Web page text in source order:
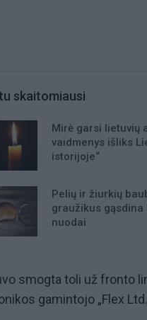
skaitomiausi
Mirė garsi lietuvių
vaidmenys išliks
istorijoje“
Pelių ir žiurkių
graužikus gąsdina
nuodai
smogta toli už fronto
gamintojo „Flex